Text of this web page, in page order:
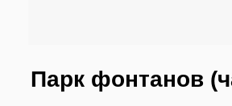
Парк фонтанов